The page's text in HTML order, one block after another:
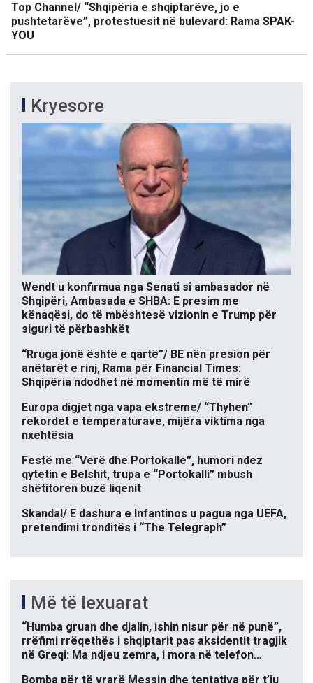
Top Channel/ “Shqipëria e shqiptarëve, jo e
pushtetarëve”, protestuesit në bulevard: Rama SPAK-
YOU
Kryesore
Wendt u konfirmua nga Senati si ambasador në
Shqipëri, Ambasada e SHBA: E presim me
kënaqësi, do të mbështesë vizionin e Trump për
siguri të përbashkët
“Rruga jonë është e qartë”/ BE nën presion për
anëtarët e rinj, Rama për Financial Times:
Shqipëria ndodhet në momentin më të mirë
Europa digjet nga vapa ekstreme/ “Thyhen”
rekordet e temperaturave, mijëra viktima nga
nxehtësia
Festë me “Verë dhe Portokalle”, humori ndez
qytetin e Belshit, trupa e “Portokalli” mbush
shëtitoren buzë liqenit
Skandal/ E dashura e Infantinos u pagua nga UEFA,
pretendimi tronditës i “The Telegraph”
Më të lexuarat
“Humba gruan dhe djalin, ishin nisur për në punë”,
rrëfimi rrëqethës i shqiptarit pas aksidentit tragjik
në Greqi: Ma ndjeu zemra, i mora në telefon…
Bomba për të vrarë Messin dhe tentativa për t’iu